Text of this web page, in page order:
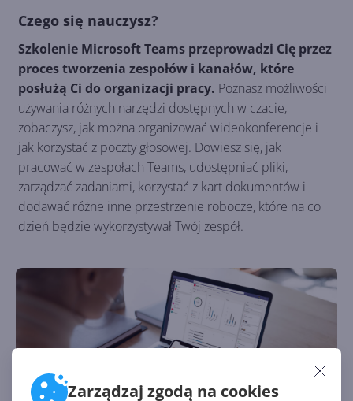
Zarządzaj zgodą na cookies
Czego się nauczysz?
Szkolenie Microsoft Teams przeprowadzi Cię przez
proces tworzenia zespołów i kanałów, które
posłużą Ci do organizacji pracy. Poznasz możliwości
używania różnych narzędzi dostępnych w czacie,
zobaczysz, jak można organizować wideokonferencje i
jak korzystać z poczty głosowej. Dowiesz się, jak
pracować w zespołach Teams, udostępniać pliki,
zarządzać zadaniami, korzystać z kart dokumentów i
dodawać różne inne przestrzenie robocze, które na co
dzień będzie wykorzystywał Twój zespół.